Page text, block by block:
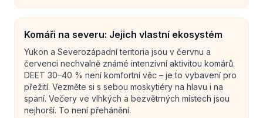
Komáři na severu: Jejich vlastní ekosystém
Yukon a Severozápadní teritoria jsou v červnu a
červenci nechvalně známé intenzivní aktivitou komárů.
DEET 30–40 % není komfortní věc – je to vybavení pro
přežití. Vezměte si s sebou moskytiéry na hlavu i na
spaní. Večery ve vlhkých a bezvětrných místech jsou
nejhorší. To není přehánění.